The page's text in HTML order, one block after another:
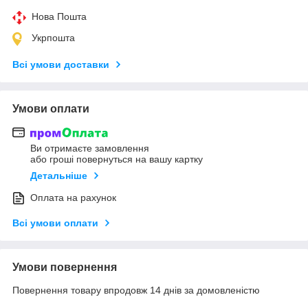
Нова Пошта
Укрпошта
Всі умови доставки
Умови оплати
Ви отримаєте замовлення
або гроші повернуться на вашу картку
Детальніше
Оплата на рахунок
Всі умови оплати
Умови повернення
Повернення товару впродовж 14 днів за домовленістю